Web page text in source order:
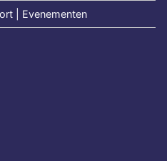
| Evenementen